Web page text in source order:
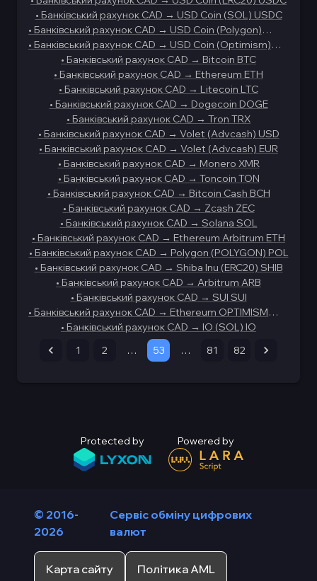
• Банківський рахунок CAD → USD Coin (SOL) USDC
• Банківський рахунок CAD → USD Coin (Polygon)
USDC
• Банківський рахунок CAD → USD Coin (Optimism)
• Банківський рахунок CAD → Bitcoin BTC
• Банківський рахунок CAD → Ethereum ETH
• Банківський рахунок CAD → Litecoin LTC
• Банківський рахунок CAD → Dogecoin DOGE
• Банківський рахунок CAD → Tron TRX
• Банківський рахунок CAD → Volet (Advcash) USD
• Банківський рахунок CAD → Volet (Advcash) EUR
• Банківський рахунок CAD → Monero XMR
• Банківський рахунок CAD → Toncoin TON
• Банківський рахунок CAD → Bitcoin Cash BCH
• Банківський рахунок CAD → Zcash ZEC
• Банківський рахунок CAD → Solana SOL
• Банківський рахунок CAD → Ethereum Arbitrum ETH
• Банківський рахунок CAD → Polygon (POLYGON) POL
• Банківський рахунок CAD → Shiba Inu (ERC20) SHIB
• Банківський рахунок CAD → Arbitrum ARB
• Банківський рахунок CAD → SUI SUI
• Банківський рахунок CAD → Ethereum OPTIMISM
• Банківський рахунок CAD → IO (SOL) IO
1
2 … 53 … 81 82
Protected by Powered by
© 2016-
2026
Сервіс обміну цифрових
валют
Карта сайту Політика AML